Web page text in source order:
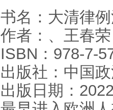
书名：大清律
作者：、王春荣
ISBN：978-7-
出版社：中国
出版日期：